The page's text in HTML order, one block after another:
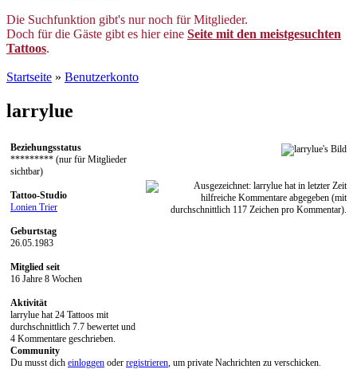
Die Suchfunktion gibt's nur noch für Mitglieder.
Doch für die Gäste gibt es hier eine Seite mit den meistgesuchten
Tattoos.
Startseite » Benutzerkonto
larrylue
Beziehungsstatus
********* (nur für Mitglieder
sichtbar)
Tattoo-Studio
Lonien Trier
Geburtstag
26.05.1983
Mitglied seit
16 Jahre 8 Wochen
Aktivität
larrylue hat 24 Tattoos mit
durchschnittlich 7.7 bewertet und
4 Kommentare geschrieben.
Community
Du musst dich einloggen oder registrieren , um private Nachrichten zu verschicken.